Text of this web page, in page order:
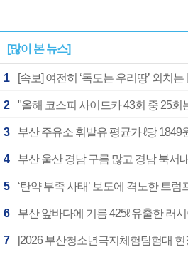
[많이 본 뉴스]
1
2 "올해 코스피 사이드카 43회 중 25회
3 부산 주유소 휘발유 평균가 ℓ당
4
5
6 부산 앞바다에 기름 425ℓ 유출한 러
7